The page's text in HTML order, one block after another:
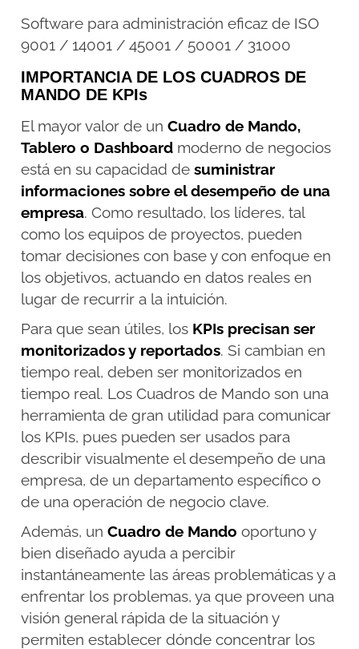
Software para administración eficaz de ISO
9001 / 14001 / 45001 / 50001 / 31000
IMPORTANCIA DE LOS CUADROS DE
MANDO DE KPIs
El mayor valor de unCuadro de Mando,
Tablero o Dashboard moderno de negocios
está en su capacidad desuministrar
informaciones sobre el desempeño de una
empresa. Como resultado, los líderes, tal
como los equipos de proyectos, pueden
tomar decisiones con base y con enfoque en
los objetivos, actuando en datos reales en
lugar de recurrir a la intuición.
Para que sean útiles, los KPIs precisan ser
monitorizados y reportados. Si cambian en
tiempo real, deben ser monitorizados en
tiempo real. Los Cuadros de Mando son una
herramienta de gran utilidad para comunicar
los KPIs, pues pueden ser usados para
describir visualmente el desempeño de una
empresa, de un departamento específico o
de una operación de negocio clave.
Además, unCuadro de Mando oportuno y
bien diseñado ayuda a percibir
instantáneamente las áreas problemáticas y a
enfrentar los problemas, ya que proveen una
visión general rápida de la situación y
permiten establecer dónde concentrar los